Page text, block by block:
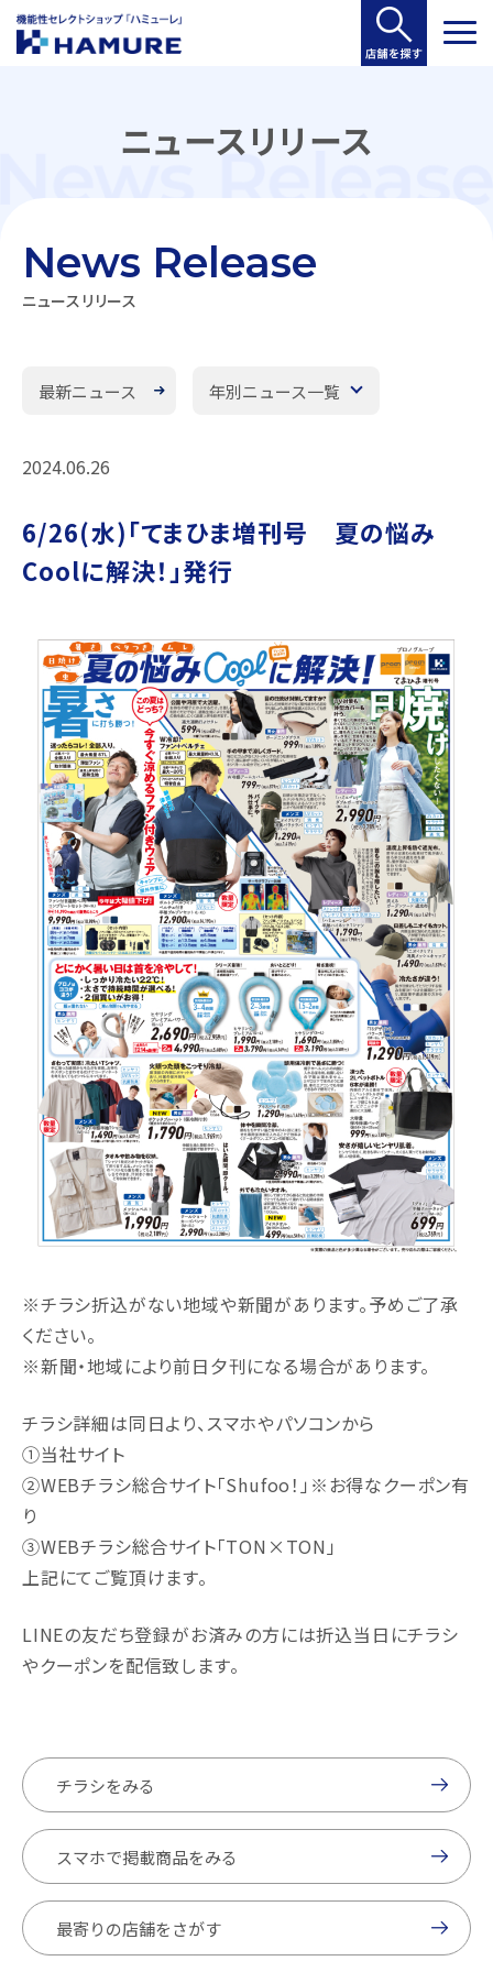
ニュースリリース
ニュースリリース
News Release
最新ニュース 年別ニュース一覧
2024.06.26
6/26(水)｢てまひま増刊号 夏の悩み
Coolに解決！」発行
※チラシ折込がない地域や新聞があります。予めご了承
ください。
※新聞・地域により前日夕刊になる場合があります。
チラシ詳細は同日より、スマホやパソコンから
①当社サイト
②WEBチラシ総合サイト「Shufoo！」※お得なクーポン有
り
③WEBチラシ総合サイト「TON×TON」
上記にてご覧頂けます。
LINEの友だち登録がお済みの方には折込当日にチラシ
やクーポンを配信致します。
チラシをみる
スマホで掲載商品をみる
最寄りの店舗をさがす